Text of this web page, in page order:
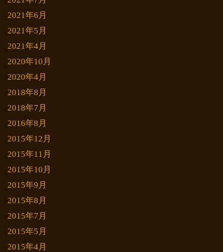
2021年6月
2021年5月
2021年4月
2020年10月
2020年4月
2018年8月
2018年7月
2016年8月
2015年12月
2015年11月
2015年10月
2015年9月
2015年8月
2015年7月
2015年5月
2015年4月